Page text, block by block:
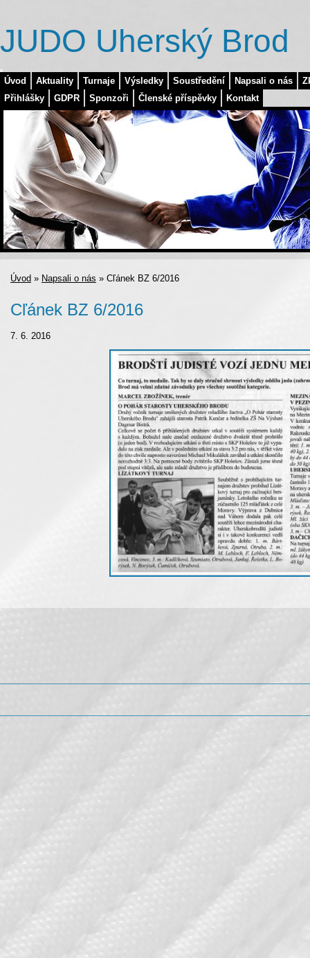
Úvod Aktuality Turnaje Výsledky Soustředění Napsali o nás
Přihlášky
GDPR Sponzoři Členské příspěvky Kontakt
JUDO Uherský Brod
Úvod » Napsali o nás » Cľánek BZ 6/2016
Cľánek BZ 6/2016
7. 6. 2016